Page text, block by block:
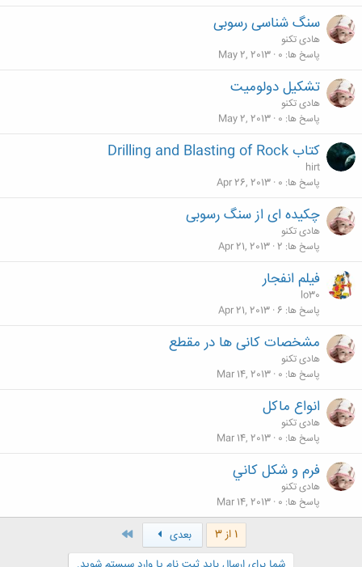
سنگ شناسی رسوبی
هادی تکنو
پاسخ ها 0
May 2, 2013
تشکیل دولومیت
هادی تکنو
پاسخ ها 0
May 2, 2013
كتاب Drilling and Blasting of Rock
hirt
پاسخ ها 0
Apr 26, 2013
چکیده ای از سنگ رسوبی
هادی تکنو
پاسخ ها 2
Apr 21, 2013
فیلم انفجار
lo30
پاسخ ها 6
Apr 21, 2013
مشخصات کانی ها در مقطع
هادی تکنو
پاسخ ها 0
Mar 14, 2013
انواع ماکل
هادی تکنو
پاسخ ها 0
Mar 14, 2013
فرم و شكل كاني
هادی تکنو
پاسخ ها 0
Mar 14, 2013
1 از 3 بعدی